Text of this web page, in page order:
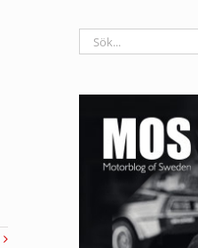
Sök
efter: